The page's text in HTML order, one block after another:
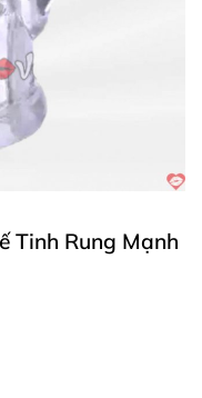
Tinh Rung Mạnh